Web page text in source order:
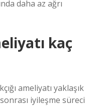
daha az ağrı
kaç
ameliyatı yaklaşık
iyileşme süreci